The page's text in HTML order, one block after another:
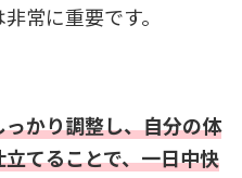
常に重要です。
かり調整し、自分の体
てることで、一日中快